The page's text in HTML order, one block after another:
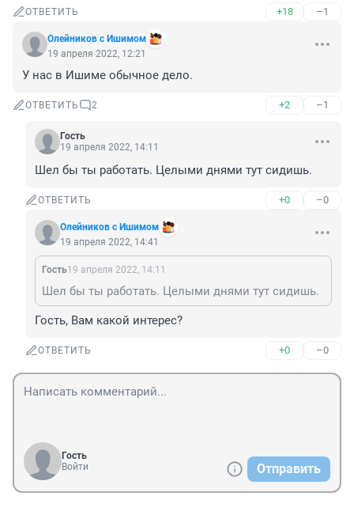
ОТВЕТИТЬ +18 –1
Олейников с Ишимом
19 апреля 2022, 12:21
У нас в Ишиме обычное дело.
ОТВЕТИТЬ 2 +2 –1
Гость
19 апреля 2022, 14:11
Шел бы ты работать. Целыми днями тут сидишь.
ОТВЕТИТЬ +0 –0
Олейников с Ишимом
19 апреля 2022, 14:41
Гость19 апреля 2022, 14:11
Шел бы ты работать. Целыми днями тут сидишь.
Гость, Вам какой интерес?
ОТВЕТИТЬ +0 –0
Гость
Войти
Отправить